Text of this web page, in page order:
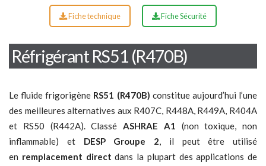
Fiche technique Fiche Sécurité
Réfrigérant RS51 (R470B)
Le fluide frigorigène RS51 (R470B) constitue aujourd’hui l’une
des meilleures alternatives aux R407C, R448A, R449A, R404A
et RS50 (R442A). Classé ASHRAE A1 (non toxique, non
inflammable) et DESP Groupe 2, il peut être utilisé
en remplacement direct dans la plupart des applications de